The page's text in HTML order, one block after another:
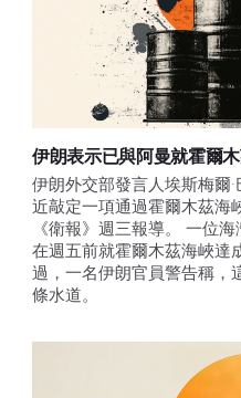
伊朗表示已與阿曼就霍爾
伊朗外交部發言人埃斯梅爾
近敲定一項通過霍爾木茲海
《衛報》週三報導。 一位
在週五前就霍爾木茲海峽達
過，一名伊朗官員警告稱，
條水道。